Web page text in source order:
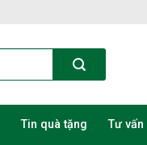
Tin quà tặng Tư